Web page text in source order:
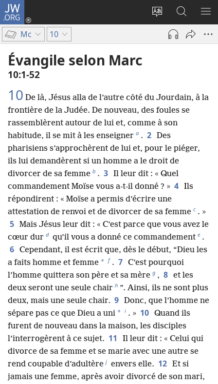
JW.ORG
Changer
langue
Se
connecter
sur
JW.ORG
Mc 10
Évangile selon Marc
10​:​1-52
10 De là, Jésus alla de l’autre côté du Jourdain, à la
frontière de la Judée. De nouveau, des foules se
rassemblèrent autour de lui et, comme à son
habitude, il se mit à les enseigner a . 2 Des
pharisiens s’approchèrent de lui et, pour le piéger,
ils lui demandèrent si un homme a le droit de
divorcer de sa femme b . 3 Il leur dit : « Quel
commandement Moïse vous a-t-il donné ? » 4 Ils
répondirent : « Moïse a permis d’écrire une
attestation de renvoi et de divorcer de sa femme c . »
5 Mais Jésus leur dit : « C’est parce que vous avez le
cœur dur d qu’il vous a donné ce commandement e .
6 Cependant, il est écrit que, dès le début, “Dieu les
a faits homme et femme * f . 7 C’est pourquoi
l’homme quittera son père et sa mère g , 8 et les
deux seront une seule chair h ”. Ainsi, ils ne sont plus
deux, mais une seule chair. 9 Donc, que l’homme ne
sépare pas ce que Dieu a uni * i . » 10 Quand ils
furent de nouveau dans la maison, les disciples
l’interrogèrent à ce sujet. 11
Il leur dit : « Celui qui
divorce de sa femme et se marie avec une autre se
rend coupable d’adultère j envers elle. 12 Et si
jamais une femme, après avoir divorcé de son mari,